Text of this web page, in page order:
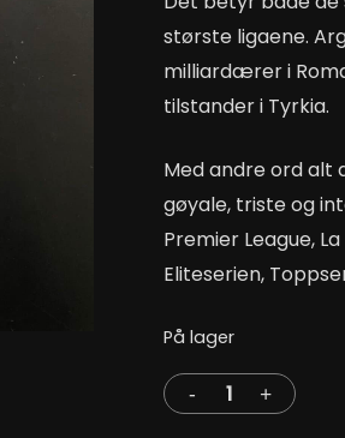
største ligaene.
milliardærer i
tilstander i Tyrkia.
Med andre ord alt
gøyale, triste og
Premier League,
Eliteserien,
På lager